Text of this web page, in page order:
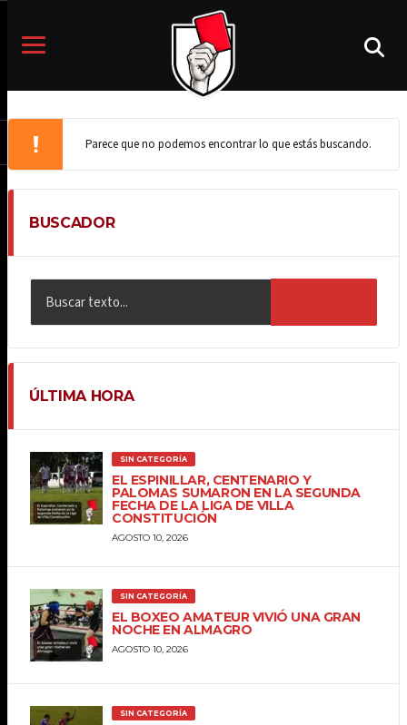
Parece que no podemos encontrar lo que estás buscando.
BUSCADOR
ÚLTIMA HORA
SIN CATEGORÍA
EL ESPINILLAR, CENTENARIO Y
PALOMAS SUMARON EN LA SEGUNDA
FECHA DE LA LIGA DE VILLA
CONSTITUCIÓN
AGOSTO 10, 2026
SIN CATEGORÍA
EL BOXEO AMATEUR VIVIÓ UNA GRAN
NOCHE EN ALMAGRO
AGOSTO 10, 2026
SIN CATEGORÍA